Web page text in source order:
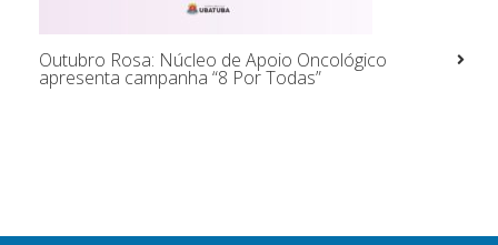
Outubro Rosa: Núcleo de Apoio Oncológico
apresenta campanha “8 Por Todas”